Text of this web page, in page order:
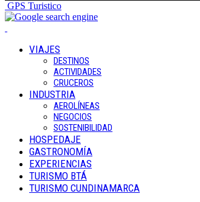
GPS Turistico
VIAJES
DESTINOS
ACTIVIDADES
CRUCEROS
INDUSTRIA
AEROLÍNEAS
NEGOCIOS
SOSTENIBILIDAD
HOSPEDAJE
GASTRONOMÍA
EXPERIENCIAS
TURISMO BTÁ
TURISMO CUNDINAMARCA